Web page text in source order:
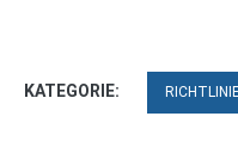
KATEGORIE: